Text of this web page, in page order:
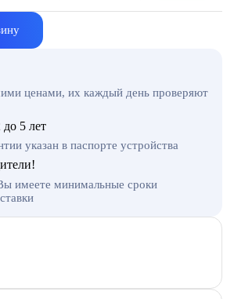
ценами, их каждый день проверяют
до 5 лет
указан в паспорте устройства
имеете минимальные сроки